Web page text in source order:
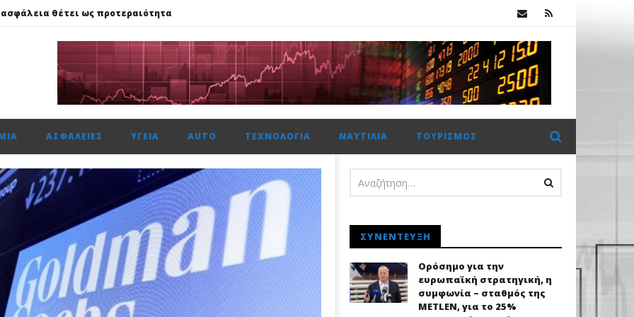
ασφάλεια θέτει ως προτεραιότητα
Αποκτά το πρώτο Παρατηρητήριο Έργων
χρονιά, στους δείκτες FTSE4Good
ασφάλεια θέτει ως προτεραιότητα
ΑΣΦΆΛΕΙΕΣ ΥΓΕΊΑ AUTO ΤΕΧΝΟΛΟΓΊΑ ΝΑΥΤΙΛΊΑ ΤΟΥΡΙΣΜΌΣ
ΣΥΝΈΝΤΕΥΞΗ
Ορόσημο για την
ευρωπαϊκή στρατηγική, η
συμφωνία – σταθμός της
METLEN, για το 25%